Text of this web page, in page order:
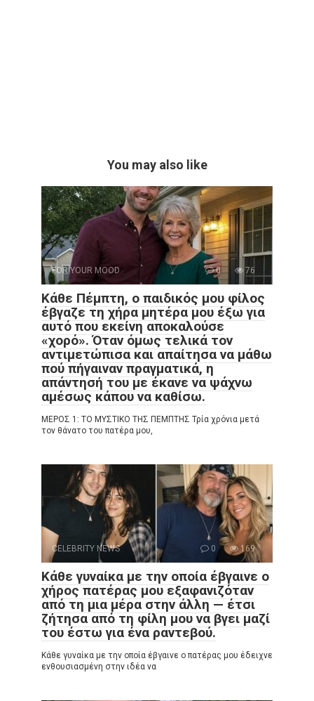
You may also like
FOR YOUR MOOD 0 76
Κάθε Πέμπτη, ο παιδικός μου φίλος
έβγαζε τη χήρα μητέρα μου έξω για
αυτό που εκείνη αποκαλούσε
«χορό». Όταν όμως τελικά τον
αντιμετώπισα και απαίτησα να μάθω
πού πήγαιναν πραγματικά, η
απάντησή του με έκανε να ψάχνω
αμέσως κάπου να καθίσω.
ΜΕΡΟΣ 1: ΤΟ ΜΥΣΤΙΚΟ ΤΗΣ ΠΕΜΠΤΗΣ Τρία χρόνια μετά
τον θάνατο του πατέρα μου,
CELEBRITY NEWS 0 169
Κάθε γυναίκα με την οποία έβγαινε ο
χήρος πατέρας μου εξαφανιζόταν
από τη μια μέρα στην άλλη — έτσι
ζήτησα από τη φίλη μου να βγει μαζί
του έστω για ένα ραντεβού.
Κάθε γυναίκα με την οποία έβγαινε ο πατέρας μου έδειχνε
ενθουσιασμένη στην ιδέα να